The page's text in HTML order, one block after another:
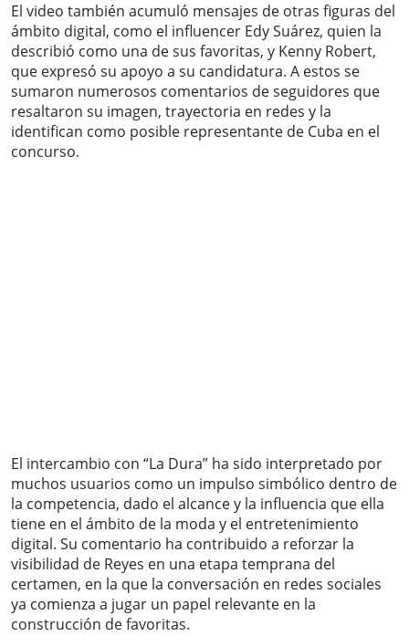
El video también acumuló mensajes de otras figuras del
ámbito digital, como el influencer Edy Suárez, quien la
describió como una de sus favoritas, y Kenny Robert,
que expresó su apoyo a su candidatura. A estos se
sumaron numerosos comentarios de seguidores que
resaltaron su imagen, trayectoria en redes y la
identifican como posible representante de Cuba en el
concurso.
El intercambio con “La Dura” ha sido interpretado por
muchos usuarios como un impulso simbólico dentro de
la competencia, dado el alcance y la influencia que ella
tiene en el ámbito de la moda y el entretenimiento
digital. Su comentario ha contribuido a reforzar la
visibilidad de Reyes en una etapa temprana del
certamen, en la que la conversación en redes sociales
ya comienza a jugar un papel relevante en la
construcción de favoritas.